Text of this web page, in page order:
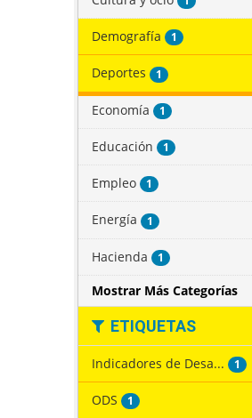
Demografía 1
Deportes 1
Economía 1
Educación 1
Empleo 1
Energía 1
Hacienda 1
Mostrar Más Categorías
ETIQUETAS
Indicadores de Desa... 1
ODS 1